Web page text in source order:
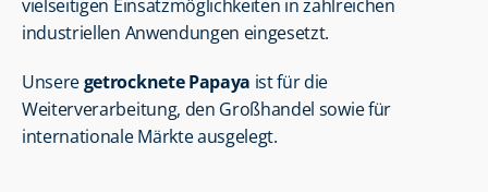
vielseitigen Einsatzmöglichkeiten in zahlreichen
industriellen Anwendungen eingesetzt.
Unsere getrocknete Papaya ist für die
Weiterverarbeitung, den Großhandel sowie für
internationale Märkte ausgelegt.